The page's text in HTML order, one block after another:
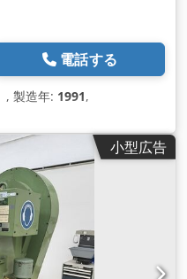
電話する
, 製造年: 1991,
小型広告